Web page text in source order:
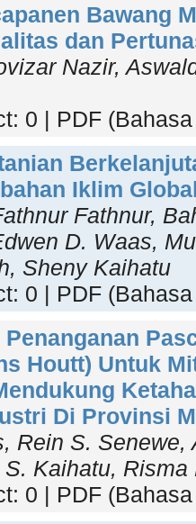
Bawang
dan
Nazir,
0 | PDF
Iklim
Fathnur,
D. Waas,
Sheny Kaihatu
0 | PDF
Houtt) Untuk
Di Provinsi
Rein S. Senewe,
Kaihatu, Risma
0 | PDF